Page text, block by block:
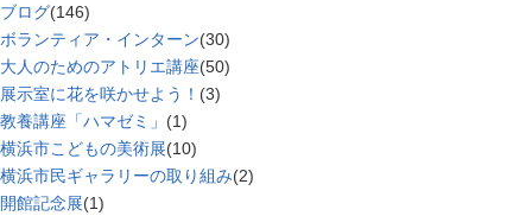
ブログ(146)
ボランティア・インターン(30)
大人のためのアトリエ講座(50)
展示室に花を咲かせよう！ (3)
教養講座「ハマゼミ」 (1)
横浜市こどもの美術展(10)
横浜市民ギャラリーの取り組み(2)
開館記念展(1)